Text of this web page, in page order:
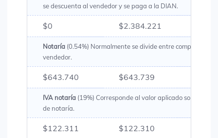
se descuenta al vendedor y se paga a la DIAN.
$0 $2.384.221
Notaría (0.54%) Normalmente se divide entre comprador y
vendedor.
$643.740 $643.739
IVA notaría (19%) Corresponde al valor aplicado sobre los
de notaría.
$122.311 $122.310